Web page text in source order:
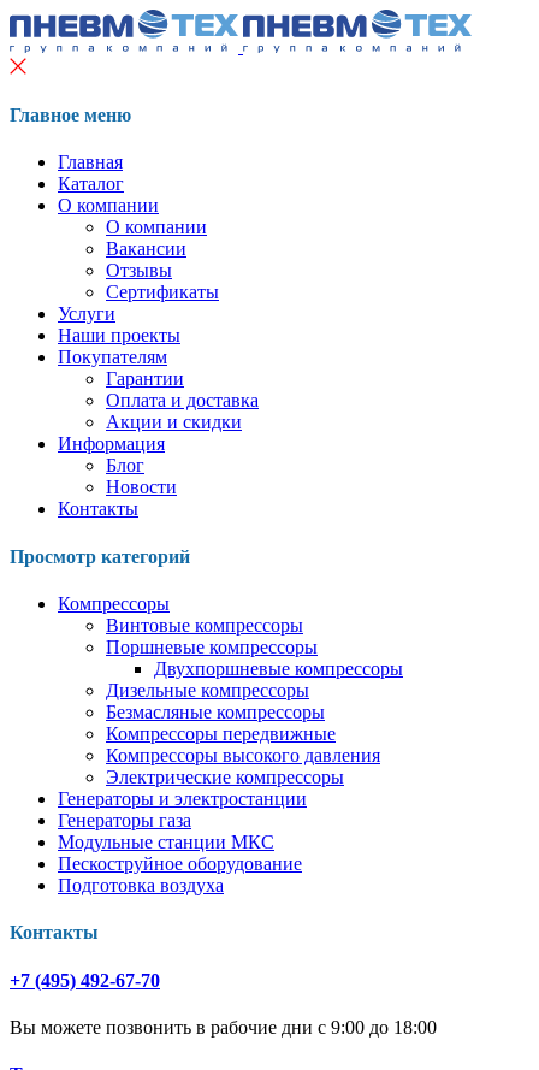
Главное меню
Главная
Каталог
О компании
О компании
Вакансии
Отзывы
Сертификаты
Услуги
Наши проекты
Покупателям
Гарантии
Оплата и доставка
Акции и скидки
Информация
Блог
Новости
Контакты
Просмотр категорий
Компрессоры
Винтовые компрессоры
Поршневые компрессоры
Двухпоршневые компрессоры
Дизельные компрессоры
Безмасляные компрессоры
Компрессоры передвижные
Компрессоры высокого давления
Электрические компрессоры
Генераторы и электростанции
Генераторы газа
Модульные станции МКС
Пескоструйное оборудование
Подготовка воздуха
Контакты
+7 (495) 492-67-70
Вы можете позвонить в рабочие дни с 9:00 до 18:00